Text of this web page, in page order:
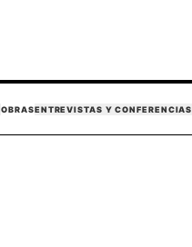
OBRASENTREVISTAS Y CONFERENCIAS